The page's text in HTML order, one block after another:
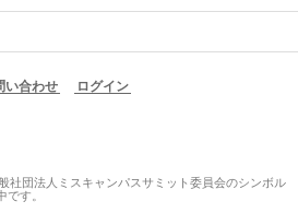
い合わせ ログイン
社団法人ミスキャンパスサミット委員会のシンボル
す。